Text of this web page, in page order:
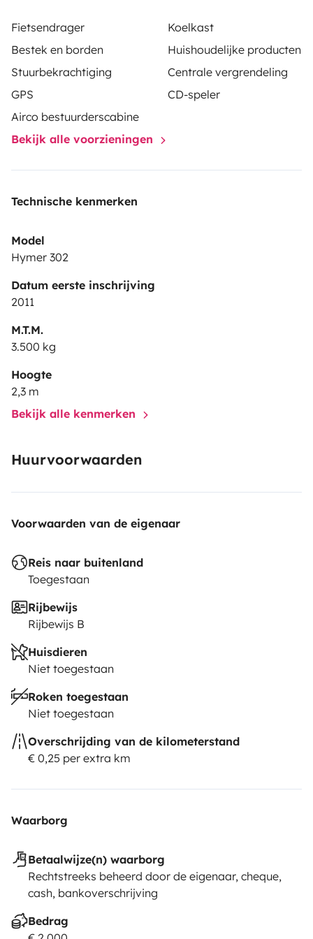
moment de détente et surtout des vacances
inoubliables quelque soit le temps.N'hésitez pas à nous
contacter !!! Nous ferons connaissance et nous
pourrons parler de votre projet pour que celui-ci soit le
plus au top possible.
Fietsendrager
Koelkast
Bestek en borden
Huishoudelijke producten
Stuurbekrachtiging
Centrale vergrendeling
GPS
CD-speler
Airco bestuurderscabine
Bekijk alle voorzieningen
Technische kenmerken
Model
Hymer 302
Datum eerste inschrijving
2011
M.T.M.
3.500 kg
Hoogte
2,3 m
Bekijk alle kenmerken
Huurvoorwaarden
Voorwaarden van de eigenaar
Reis naar buitenland
Toegestaan
Rijbewijs
Rijbewijs B
Huisdieren
Niet toegestaan
Roken toegestaan
Niet toegestaan
Overschrijding van de kilometerstand
€ 0,25 per extra km
Waarborg
Betaalwijze(n) waarborg
Rechtstreeks beheerd door de eigenaar, cheque,
cash, bankoverschrijving
Bedrag